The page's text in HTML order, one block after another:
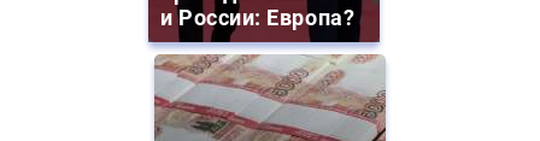
и России: Европа?